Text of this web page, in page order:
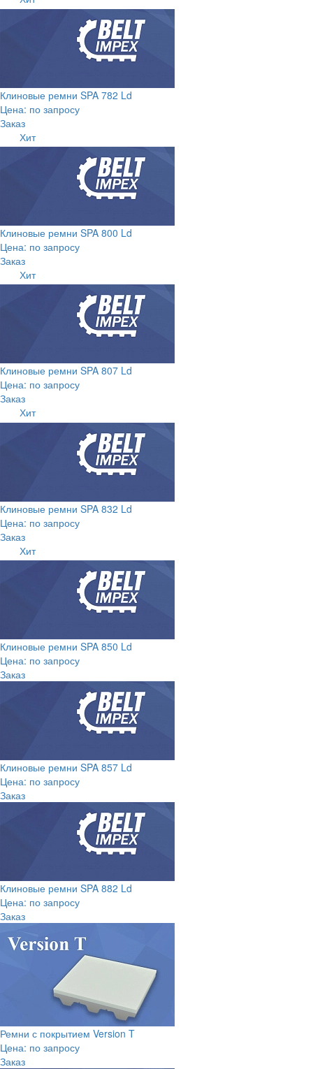
Клиновые ремни SPA 782 Ld
Цена: по запросу
Заказ
Хит
Клиновые ремни SPA 800 Ld
Цена: по запросу
Заказ
Хит
Клиновые ремни SPA 807 Ld
Цена: по запросу
Заказ
Хит
Клиновые ремни SPA 832 Ld
Цена: по запросу
Заказ
Хит
Клиновые ремни SPA 850 Ld
Цена: по запросу
Заказ
Клиновые ремни SPA 857 Ld
Цена: по запросу
Заказ
Клиновые ремни SPA 882 Ld
Цена: по запросу
Заказ
Ремни с покрытием Version T
Цена: по запросу
Заказ